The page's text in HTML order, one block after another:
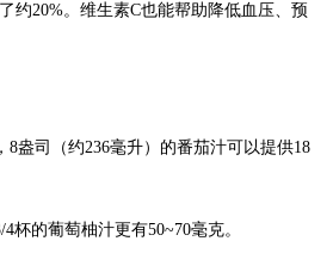
约20%。维生素C也能帮助降低血压、预
盎司（约236毫升）的番茄汁可以提供18
的葡萄柚汁更有50~70毫克。